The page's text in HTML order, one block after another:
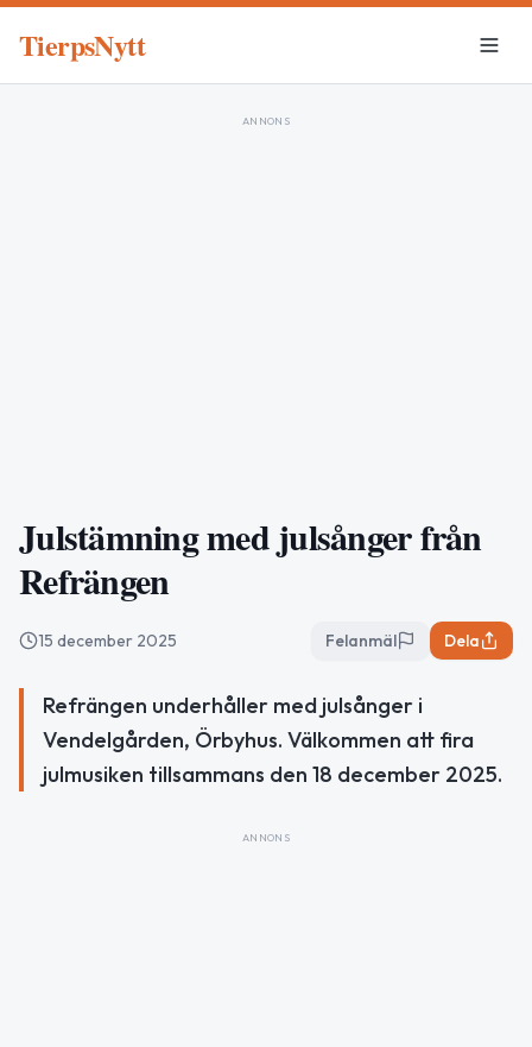
TierpsNytt
ANNONS
Julstämning med julsånger från
Refrängen
15 december 2025 Felanmäl Dela
Refrängen underhåller med julsånger i
Vendelgården, Örbyhus. Välkommen att fira
julmusiken tillsammans den 18 december 2025.
ANNONS